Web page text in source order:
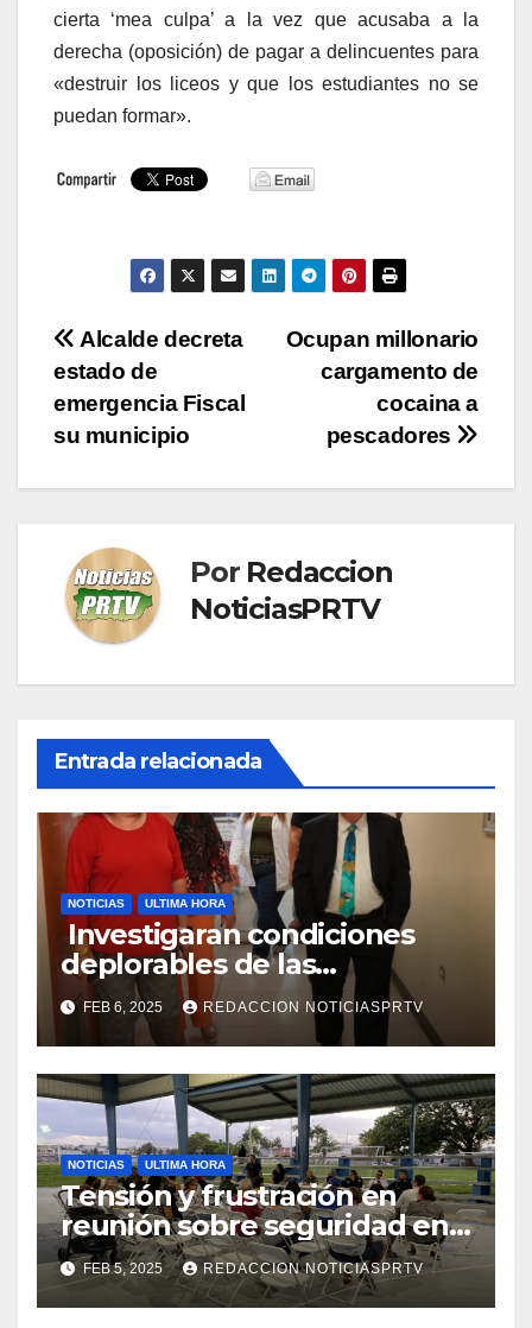
cierta ‘mea culpa’ a la vez que acusaba a la
derecha (oposición) de pagar a delincuentes para
«destruir los liceos y que los estudiantes no se
puedan formar».
Navegación
de
entradas
Ocupan millonario
cargamento de
cocaina a
pescadores
Alcalde decreta
estado de
emergencia Fiscal
su municipio
Por Redaccion
NoticiasPRTV
Entrada relacionada
NOTICIAS ULTIMA HORA
Investigaran condiciones
deplorables de las
facilidades el Departamento
de la Salud en Mayagüez
FEB 6, 2025 REDACCION NOTICIASPRTV
NOTICIAS ULTIMA HORA
Tensión y frustración en
reunión sobre seguridad en
Reparto Metropolitano
FEB 5, 2025 REDACCION NOTICIASPRTV